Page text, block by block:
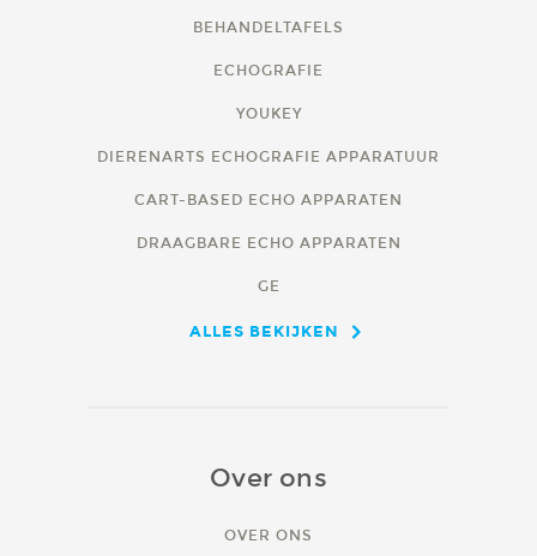
BEHANDELTAFELS
ECHOGRAFIE
YOUKEY
DIERENARTS ECHOGRAFIE APPARATUUR
CART-BASED ECHO APPARATEN
DRAAGBARE ECHO APPARATEN
GE
ALLES BEKIJKEN
Over ons
OVER ONS